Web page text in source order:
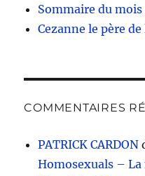
Sommaire du
Cezanne le père
COMMENTAIRES
PATRICK CARDON
Homosexuals – La